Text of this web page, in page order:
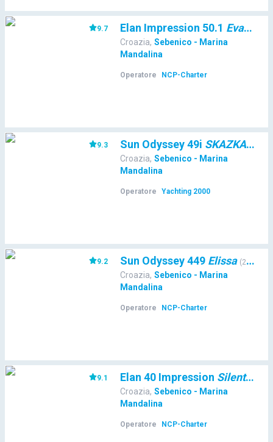
9.7 Elan Impression 50.1 Evana
Croazia, Sebenico - Marina
Mandalina
Operatore NCP-Charter
9.3 Sun Odyssey 49i SKAZKA (21116
Croazia, Sebenico - Marina
Mandalina
Operatore Yachting 2000
9.2 Sun Odyssey 449 Elissa (23975
Croazia, Sebenico - Marina
Mandalina
Operatore NCP-Charter
9.1 Elan 40 Impression Silente
Croazia, Sebenico - Marina
Mandalina
Operatore NCP-Charter